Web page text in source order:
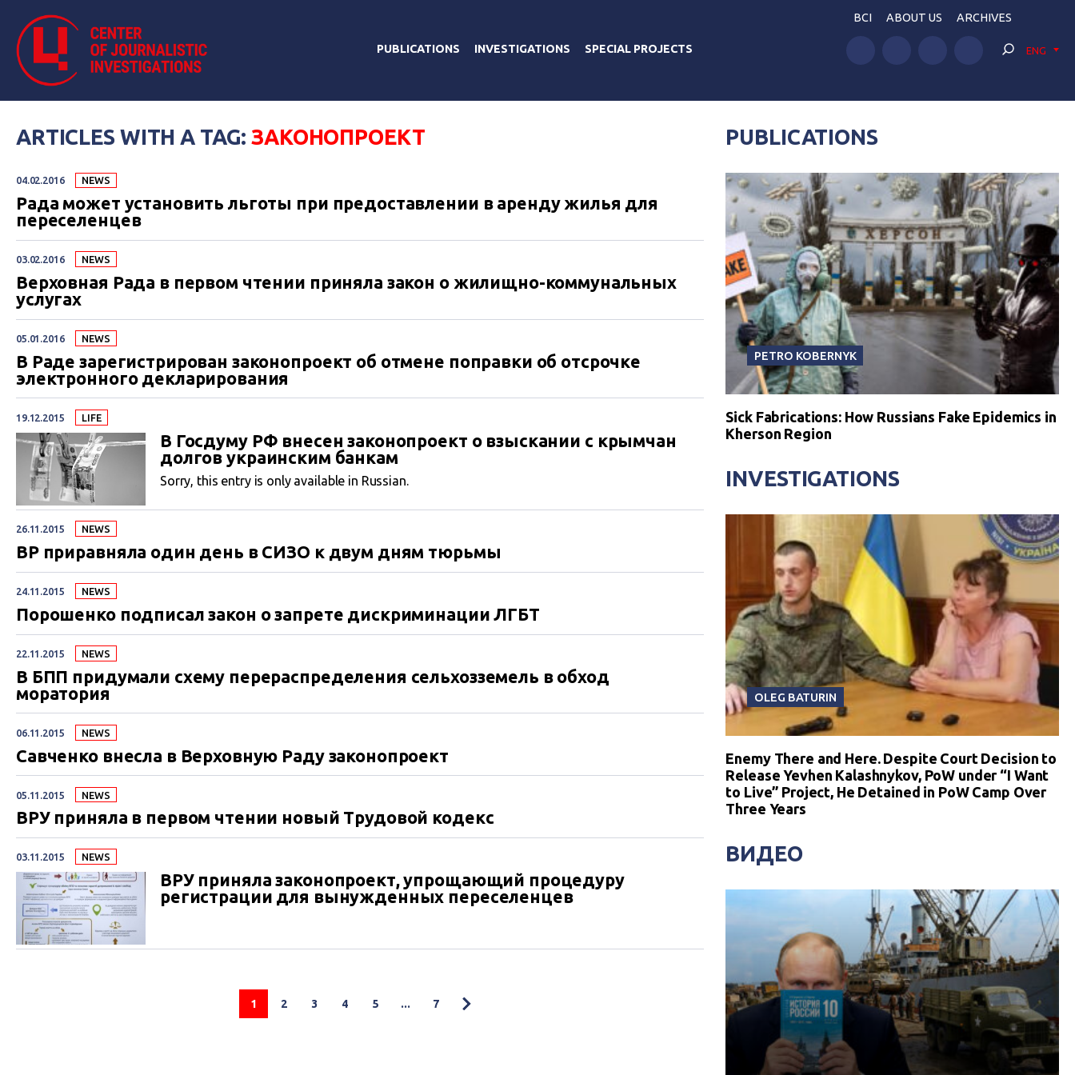
PUBLICATIONS INVESTIGATIONS SPECIAL PROJECTS
BCI ABOUT US ARCHIVES
ENG
ARTICLES WITH A TAG:ЗАКОНОПРОЕКТ
04.02.2016 NEWS
Рада может установить льготы при предоставлении в аренду жилья для
переселенцев
03.02.2016 NEWS
Верховная Рада в первом чтении приняла закон о жилищно-коммунальных
услугах
05.01.2016 NEWS
В Раде зарегистрирован законопроект об отмене поправки об отсрочке
электронного декларирования
19.12.2015 LIFE
В Госдуму РФ внесен законопроект о взыскании с крымчан
долгов украинским банкам
Sorry, this entry is only available in Russian.
26.11.2015 NEWS
ВР приравняла один день в СИЗО к двум дням тюрьмы
24.11.2015 NEWS
Порошенко подписал закон о запрете дискриминации ЛГБТ
22.11.2015 NEWS
В БПП придумали схему перераспределения сельхозземель в обход
моратория
06.11.2015 NEWS
Савченко внесла в Верховную Раду законопроект
05.11.2015 NEWS
ВРУ приняла в первом чтении новый Трудовой кодекс
03.11.2015 NEWS
ВРУ приняла законопроект, упрощающий процедуру
регистрации для вынужденных переселенцев
1 2 3 4 5 ... 7
PUBLICATIONS
PETRO KOBERNYK
Sick Fabrications: How Russians Fake Epidemics in
Kherson Region
INVESTIGATIONS
OLEG BATURIN
Enemy There and Here. Despite Court Decision to
Release Yevhen Kalashnykov, PoW under “I Want
to Live” Project, He Detained in PoW Camp Over
Three Years
ВИДЕО